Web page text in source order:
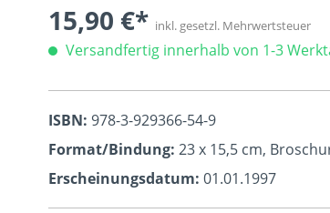
15,90 €* inkl. gesetzl. Mehrwertsteuer
Versandfertig innerhalb von 1-3
ISBN: 978-3-929366-54-9
Format/Bindung: 23 x 15,5 cm,
Erscheinungsdatum: 01.01.1997